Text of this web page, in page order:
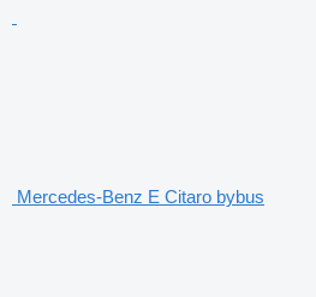
Mercedes-Benz E Citaro bybus